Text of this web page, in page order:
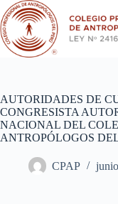
Saltar
al
contenido
AUTORIDADES DE
CONGRESISTA
NACIONAL DEL
ANTROPÓLOGOS
CPAP